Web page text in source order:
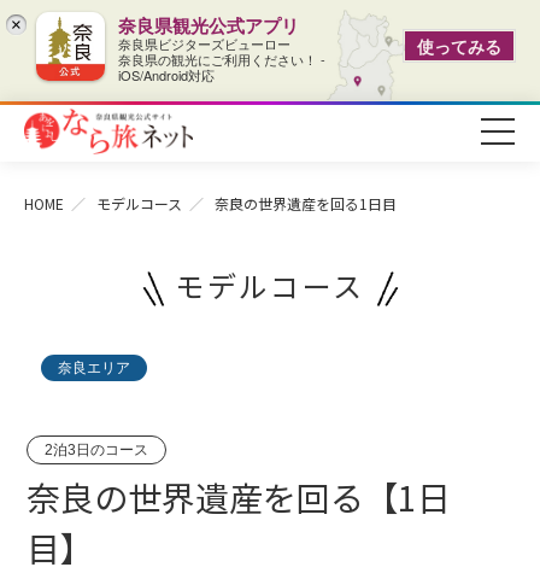
× 奈良県観光公式アプリ
奈良県ビジターズビューロー
奈良県の観光にご利用ください！ -
iOS/Android対応
使ってみる
HOME モデルコース 奈良の世界遺産を回る1日目
モデルコース
奈良エリア
2泊3日のコース
奈良の世界遺産を回る【1日
目】